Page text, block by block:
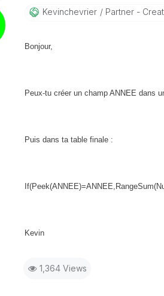
Kevinchevrier Partner -
Bonjour,
Peux-tu créer un champ ANNEE dans
Puis dans ta table finale :
Kevin
1,364 Views